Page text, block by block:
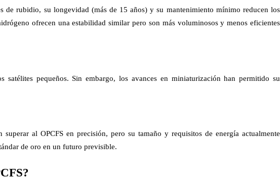
de rubidio, su longevidad (más de 15 años) y su mantenimiento mínimo reducen los
ofrecen una estabilidad similar pero son más voluminosos y menos eficientes
satélites pequeños. Sin embargo, los avances en miniaturización han permitido su
al OPCFS en precisión, pero su tamaño y requisitos de energía actualmente
de oro en un futuro previsible.